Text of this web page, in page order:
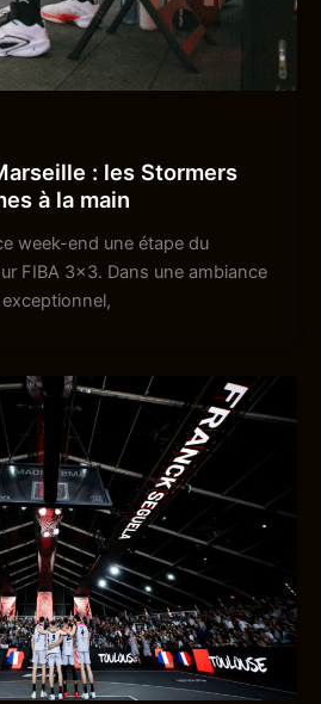
: les Stormers
à la main
week-end une étape du
FIBA 3×3. Dans une ambiance